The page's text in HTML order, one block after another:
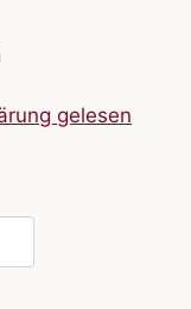
gelesen